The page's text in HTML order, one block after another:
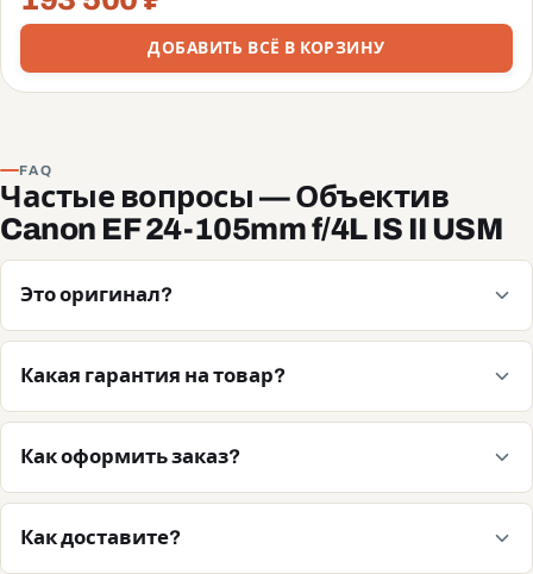
ДОБАВИТЬ ВСЁ В КОРЗИНУ
FAQ
Частые вопросы — Объектив
Canon EF 24-105mm f/4L IS II USM
Это оригинал?
Какая гарантия на товар?
Как оформить заказ?
Как доставите?